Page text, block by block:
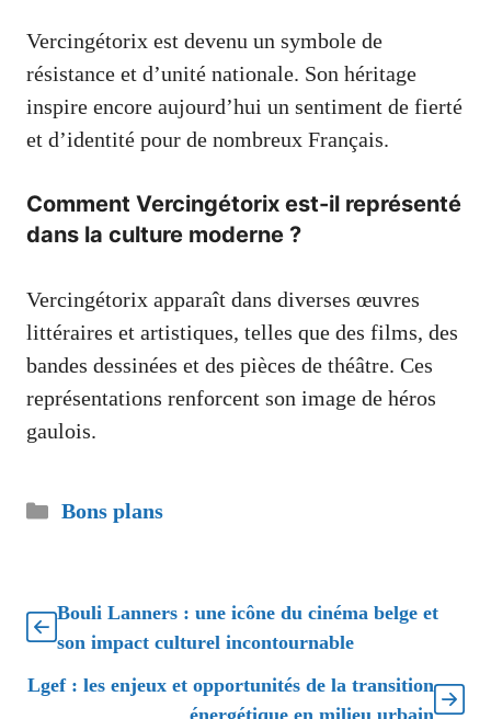
Vercingétorix est devenu un symbole de
résistance et d’unité nationale. Son héritage
inspire encore aujourd’hui un sentiment de fierté
et d’identité pour de nombreux Français.
Comment Vercingétorix est-il représenté
dans la culture moderne ?
Vercingétorix apparaît dans diverses œuvres
littéraires et artistiques, telles que des films, des
bandes dessinées et des pièces de théâtre. Ces
représentations renforcent son image de héros
gaulois.
Catégories
Bons plans
Bouli Lanners : une icône du cinéma belge et
son impact culturel incontournable
Lgef : les enjeux et opportunités de la transition